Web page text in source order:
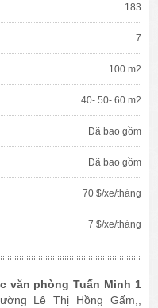
183
7
100 m2
40- 50- 60 m2
Đã bao gồm
Đã bao gồm
70 $/xe/tháng
7 $/xe/tháng
văn phòng Tuấn Minh 1
Lê Thị Hồng Gấm,,